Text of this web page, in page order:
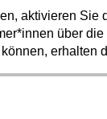
aktivieren Sie
über
erhalten